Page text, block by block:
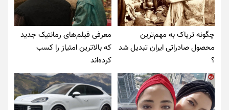
چگونه تریاک به مهم‌ترین
محصول صادراتی ایران تبدیل شد
؟
معرفی فیلم‌های رمانتیک جدید
که بالاترین امتیاز را کسب
کرده‌اند